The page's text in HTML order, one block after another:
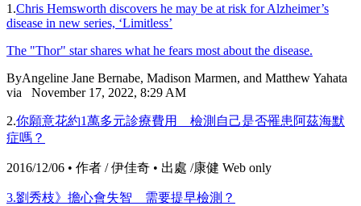
1.Chris Hemsworth discovers he may be at risk for Alzheimer’s
disease in new series, ‘Limitless’
The "Thor" star shares what he fears most about the disease.
ByAngeline Jane Bernabe, Madison Marmen, and Matthew Yahata
via November 17, 2022, 8:29 AM
2.你願意花約1萬多元診療費用 檢測自己是否罹患阿茲海默
症嗎？
2016/12/06 • 作者 / 伊佳奇 • 出處 /康健 Web only
3.劉秀枝》擔心會失智 需要提早檢測？